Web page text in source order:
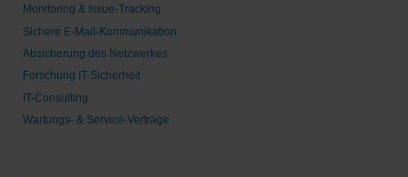
Monitoring & Issue-Tracking
Sichere E-Mail-Kommunikation
Absicherung des Netzwerkes
Forschung IT-Sicherheit
IT-Consulting
Wartungs- & Service-Verträge